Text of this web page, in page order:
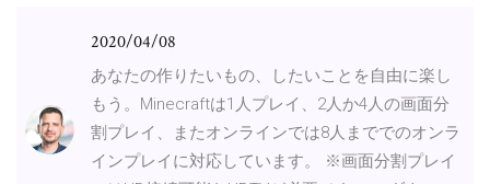
2020/04/08
あなたの作りたいもの、したいことを自由に楽し
もう。Minecraftは1人プレイ、2人か4人の画面分
割プレイ、またオンラインでは8人まででのオンラ
インプレイに対応しています。 ※画面分割プレイ